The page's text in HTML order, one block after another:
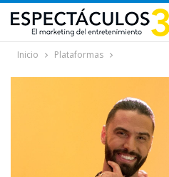
Inicio Plataformas